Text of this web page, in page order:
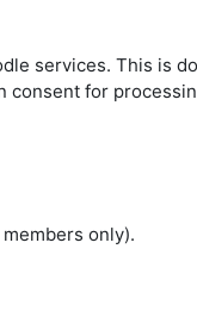
services. This is
for
only).